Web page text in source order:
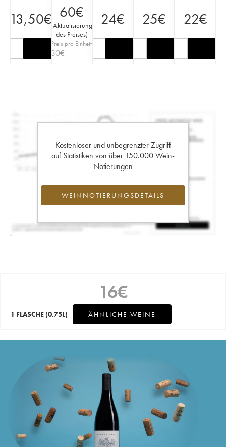
13,50€ 60€
(Aktualisierung
des Preises)
Preis pro Einheit
30€
24€ 25€ 22€
Kostenloser und unbegrenzter Zugriff
auf Statistiken von über 150.000 Wein-
Notierungen
WEINNOTIERUNGSDETAILS
16€
1 FLASCHE (0.75L) ÄHNLICHE WEINE